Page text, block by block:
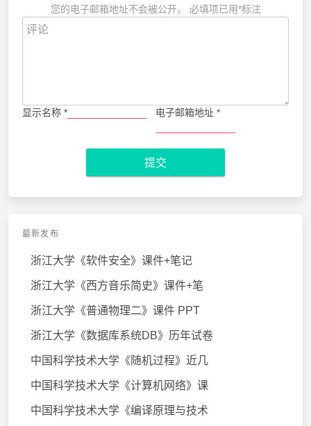
您的电子邮箱地址不会被公开。 必填项已用*标注
显示名称 * 电子邮箱地址 *
提交
最新发布
浙江大学《软件安全》课件+笔记
浙江大学《西方音乐简史》课件+笔
浙江大学《普通物理二》课件 PPT
浙江大学《数据库系统DB》历年试卷
中国科学技术大学《随机过程》近几
中国科学技术大学《计算机网络》课
中国科学技术大学《编译原理与技术